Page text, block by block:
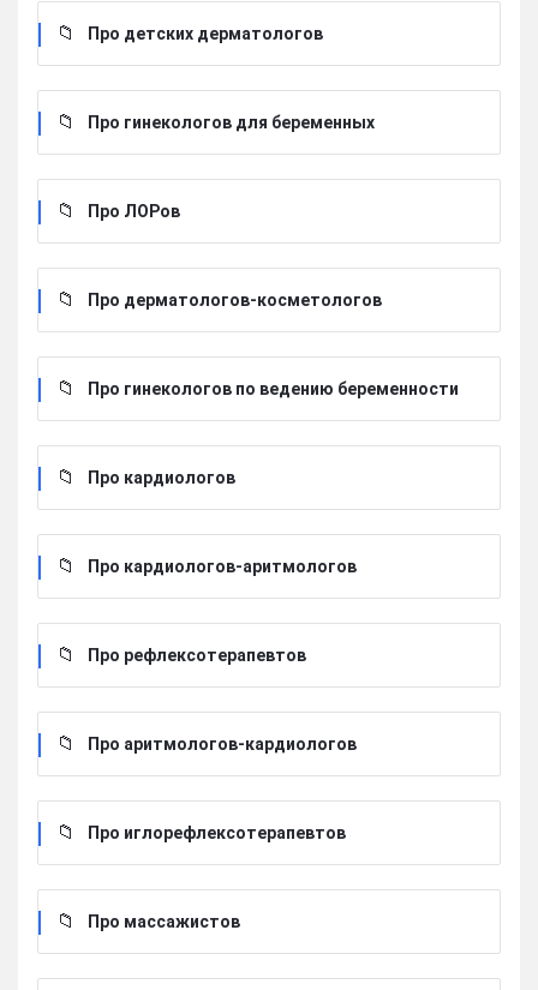
Про детских дерматологов
Про гинекологов для беременных
Про ЛОРов
Про дерматологов-косметологов
Про гинекологов по ведению беременности
Про кардиологов
Про кардиологов-аритмологов
Про рефлексотерапевтов
Про аритмологов-кардиологов
Про иглорефлексотерапевтов
Про массажистов